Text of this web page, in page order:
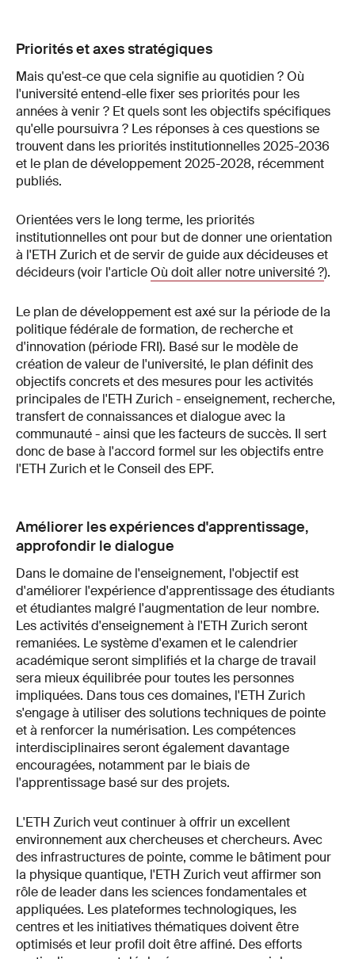
Priorités et axes stratégiques
Mais qu'est-ce que cela signifie au quotidien ? Où
l'université entend-elle fixer ses priorités pour les
années à venir ? Et quels sont les objectifs spécifiques
qu'elle poursuivra ? Les réponses à ces questions se
trouvent dans les priorités institutionnelles 2025-2036
et le plan de développement 2025-2028, récemment
publiés.
Orientées vers le long terme, les priorités
institutionnelles ont pour but de donner une orientation
à l'ETH Zurich et de servir de guide aux décideuses et
décideurs (voir l'articleOù doit aller notre université ?).
Le plan de développement est axé sur la période de la
politique fédérale de formation, de recherche et
d'innovation (période FRI). Basé sur le modèle de
création de valeur de l'université, le plan définit des
objectifs concrets et des mesures pour les activités
principales de l'ETH Zurich - enseignement, recherche,
transfert de connaissances et dialogue avec la
communauté - ainsi que les facteurs de succès. Il sert
donc de base à l'accord formel sur les objectifs entre
l'ETH Zurich et le Conseil des EPF.
Améliorer les expériences d'apprentissage,
approfondir le dialogue
Dans le domaine de l'enseignement, l'objectif est
d'améliorer l'expérience d'apprentissage des étudiants
et étudiantes malgré l'augmentation de leur nombre.
Les activités d'enseignement à l'ETH Zurich seront
remaniées. Le système d'examen et le calendrier
académique seront simplifiés et la charge de travail
sera mieux équilibrée pour toutes les personnes
impliquées. Dans tous ces domaines, l'ETH Zurich
s'engage à utiliser des solutions techniques de pointe
et à renforcer la numérisation. Les compétences
interdisciplinaires seront également davantage
encouragées, notamment par le biais de
l'apprentissage basé sur des projets.
L'ETH Zurich veut continuer à offrir un excellent
environnement aux chercheuses et chercheurs. Avec
des infrastructures de pointe, comme le bâtiment pour
la physique quantique, l'ETH Zurich veut affirmer son
rôle de leader dans les sciences fondamentales et
appliquées. Les plateformes technologiques, les
centres et les initiatives thématiques doivent être
optimisés et leur profil doit être affiné. Des efforts